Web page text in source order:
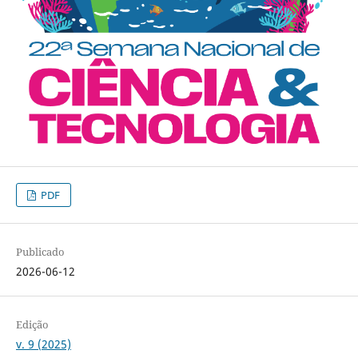
PDF
Publicado
2026-06-12
Edição
v. 9 (2025)